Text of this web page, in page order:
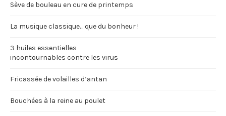
Sève de bouleau en cure de printemps
La musique classique… que du bonheur !
3 huiles essentielles
incontournables contre les virus
Fricassée de volailles d’antan
Bouchées à la reine au poulet